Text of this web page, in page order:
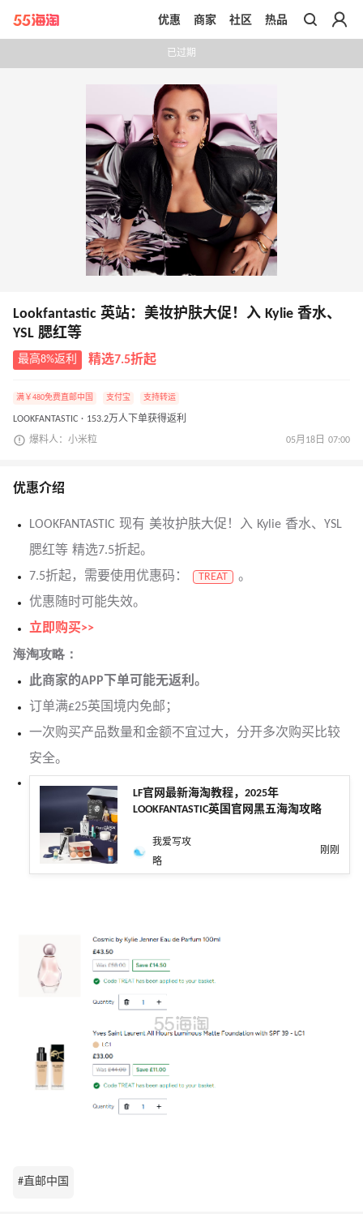
带你去官网买正品
优惠 商家 社区 热品
已过期
Lookfantastic 英站：美妆护肤大促！入 Kylie 香水、
YSL 腮红等
最高8%返利 精选7.5折起
满￥480免费直邮中国 支付宝 支持转运
LOOKFANTASTIC · 153.2万人下单获得返利
爆料人：小米粒 05月18日 07:00
优惠介绍
LOOKFANTASTIC 现有 美妆护肤大促！入 Kylie 香水、YSL
腮红等 精选7.5折起。
7.5折起，需要使用优惠码：
TREAT
。
优惠随时可能失效。
立即购买>>
海淘攻略：
此商家的APP下单可能无返利。
订单满£25英国境内免邮；
一次购买产品数量和金额不宜过大，分开多次购买比较
安全。
LF官网最新海淘教程，2025年
LOOKFANTASTIC英国官网黑五海淘攻略
我爱写攻
略
刚刚
#直邮中国